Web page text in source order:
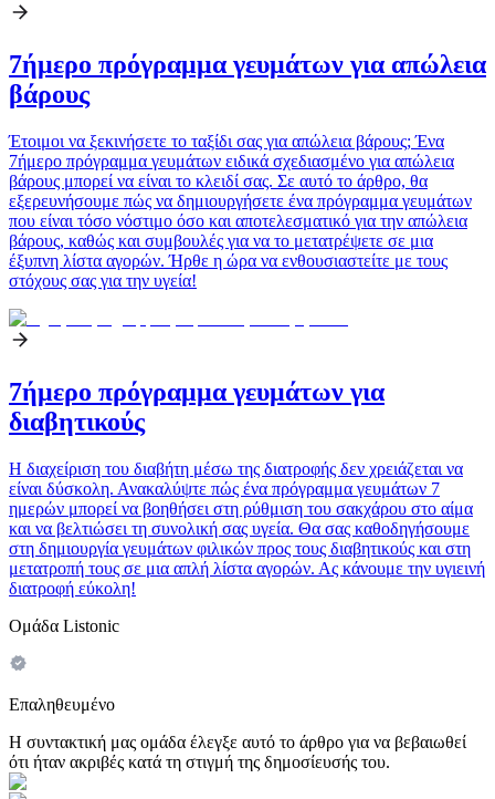
7ήμερο πρόγραμμα γευμάτων για απώλεια
βάρους
Έτοιμοι να ξεκινήσετε το ταξίδι σας για απώλεια βάρους; Ένα
7ήμερο πρόγραμμα γευμάτων ειδικά σχεδιασμένο για απώλεια
βάρους μπορεί να είναι το κλειδί σας. Σε αυτό το άρθρο, θα
εξερευνήσουμε πώς να δημιουργήσετε ένα πρόγραμμα γευμάτων
που είναι τόσο νόστιμο όσο και αποτελεσματικό για την απώλεια
βάρους, καθώς και συμβουλές για να το μετατρέψετε σε μια
έξυπνη λίστα αγορών. Ήρθε η ώρα να ενθουσιαστείτε με τους
στόχους σας για την υγεία!
7ήμερο πρόγραμμα γευμάτων για
διαβητικούς
Η διαχείριση του διαβήτη μέσω της διατροφής δεν χρειάζεται να
είναι δύσκολη. Ανακαλύψτε πώς ένα πρόγραμμα γευμάτων 7
ημερών μπορεί να βοηθήσει στη ρύθμιση του σακχάρου στο αίμα
και να βελτιώσει τη συνολική σας υγεία. Θα σας καθοδηγήσουμε
στη δημιουργία γευμάτων φιλικών προς τους διαβητικούς και στη
μετατροπή τους σε μια απλή λίστα αγορών. Ας κάνουμε την υγιεινή
διατροφή εύκολη!
Ομάδα Listonic
Επαληθευμένο
Η συντακτική μας ομάδα έλεγξε αυτό το άρθρο για να βεβαιωθεί
ότι ήταν ακριβές κατά τη στιγμή της δημοσίευσής του.